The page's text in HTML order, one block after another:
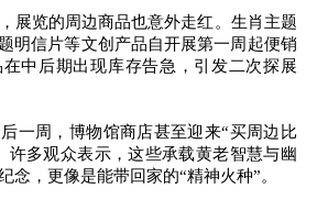
览的周边商品也意外走红。生肖主题
明信片等文创产品自开展第一周起便销
中后期出现库存告急，引发二次探展
周，博物馆商店甚至迎来“买周边比
许多观众表示，这些承载黄老智慧与幽
念，更像是能带回家的“精神火种”。